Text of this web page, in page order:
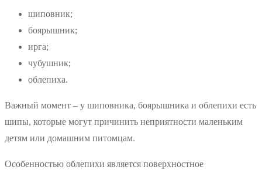
шиповник;
боярышник;
ирга;
чубушник;
облепиха.
Важный момент – у шиповника, боярышника и облепихи есть
шипы, которые могут причинить неприятности маленьким
детям или домашним питомцам.
Особенностью облепихи является поверхностное